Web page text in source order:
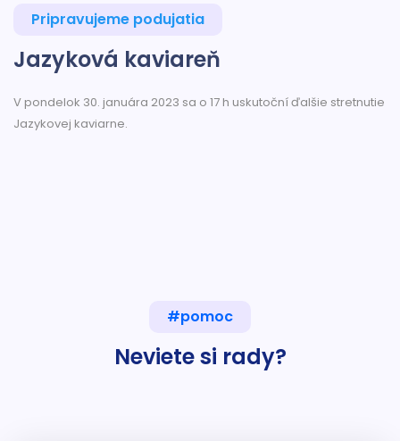
Pripravujeme podujatia
Jazyková kaviareň
V pondelok 30. januára 2023 sa o 17 h uskutoční ďalšie stretnutie
Jazykovej kaviarne.
#pomoc
Neviete si rady?